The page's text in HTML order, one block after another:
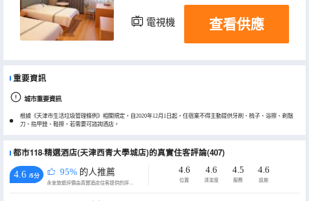
電視機 查看供應
重要資訊
城市重要資訊
根據《天津市生活垃圾管理條例》相關規定，自2020年12月1日起，住宿業不得主動提供牙刷、梳子、浴擦、剃鬚
刀、指甲銼、鞋擦，若需要可諮詢酒店。
都市118·精選酒店(天津西青大學城店)的真實住客評論(407)
4.6 /5分 95% 的人推薦
永安旅遊評價由真實酒店住客提供的評價。
4.6
位置
4.6
清潔度
4.5
服務
4.6
設施